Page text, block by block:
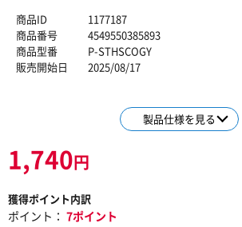
商品ID
1177187
商品番号
4549550385893
商品型番
P-STHSCOGY
販売開始日
2025/08/17
製品仕様を見る
1,740円
獲得ポイント内訳
ポイント： 7ポイント